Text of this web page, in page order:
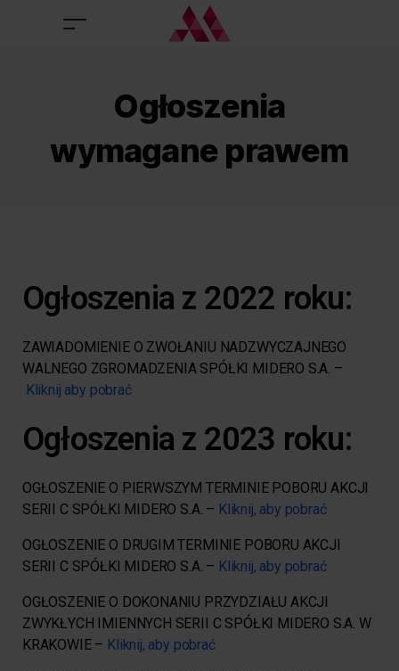
Ogłoszenia
wymagane prawem
Ogłoszenia z 2022 roku:
ZAWIADOMIENIE O ZWOŁANIU NADZWYCZAJNEGO
WALNEGO ZGROMADZENIA SPÓŁKI MIDERO S.A. –
Kliknij aby pobrać
Ogłoszenia z 2023 roku:
OGŁOSZENIE O PIERWSZYM TERMINIE POBORU AKCJI
SERII C SPÓŁKI MIDERO S.A. – Kliknij, aby pobrać
OGŁOSZENIE O DRUGIM TERMINIE POBORU AKCJI
SERII C SPÓŁKI MIDERO S.A. – Kliknij, aby pobrać
OGŁOSZENIE O DOKONANIU PRZYDZIAŁU AKCJI
ZWYKŁYCH IMIENNYCH SERII C SPÓŁKI MIDERO S.A. W
KRAKOWIE – Kliknij, aby pobrać